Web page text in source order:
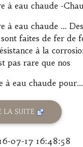
à eau chaude -
à eau chaude ...
sont faites de fer de
à la
pas rare que nos
à eau chaude pour...
LA SUITE
07-17 16:48:58